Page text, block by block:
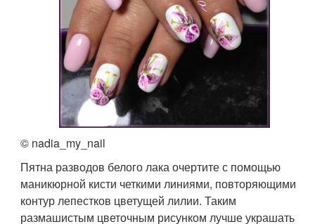
© nadia_my_nail
Пятна разводов белого лака очертите с помощью
маникюрной кисти четкими линиями, повторяющими
контур лепестков цветущей лилии. Таким
размашистым цветочным рисунком лучше украшать